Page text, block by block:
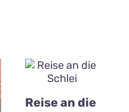
Reise an die